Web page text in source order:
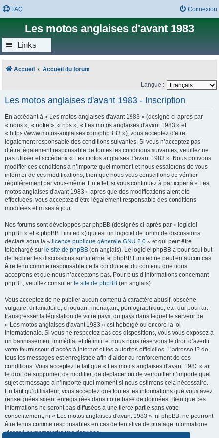
FAQ Connexion
Les motos anglaises d'avant 1983
Links
Accueil Accueil du forum
Langue :
Les motos anglaises d'avant 1983 - Inscription
En accédant à « Les motos anglaises d'avant 1983 » (désigné ci-après par
« nous », « notre », « nos », « Les motos anglaises d'avant 1983 » et
« https://www.motos-anglaises.com/phpBB3 »), vous acceptez d’être
légalement responsable des conditions suivantes. Si vous n’acceptez pas
d’être légalement responsable de toutes les conditions suivantes, veuillez ne
pas utiliser et accéder à « Les motos anglaises d'avant 1983 ». Nous pouvons
modifier ces conditions à n’importe quel moment et nous essaierons de vous
informer de ces modifications, bien que nous vous conseillons de vérifier
régulièrement par vous-même. En effet, si vous continuez à participer à « Les
motos anglaises d'avant 1983 » après que des modifications aient été
effectuées, vous acceptez d’être légalement responsable des conditions
modifiées et mises à jour.
Nos forums sont développés par phpBB (désignés ci-après par « logiciel
phpBB » et « phpBB Limited ») qui est un logiciel de forum de discussions
déclaré sous la « licence publique générale GNU 2.0 » et qui peut être
téléchargé sur le site de phpBB (en anglais). Le logiciel phpBB a pour seul but
de faciliter les discussions sur internet et phpBB Limited ne peut en aucun cas
être tenu comme responsable de la conduite et du contenu que nous
acceptons et que nous n’acceptons pas. Pour plus d’informations concernant
phpBB, veuillez consulter le site de phpBB (en anglais).
Vous acceptez de ne publier aucun contenu à caractère abusif, obscène,
vulgaire, diffamatoire, choquant, menaçant, pornographique, etc. qui pourrait
transgresser la législation de votre pays, du pays dans lequel le serveur de
« Les motos anglaises d'avant 1983 » est hébergé ou encore la loi
internationale. Si vous ne respectez pas ces dispositions, vous vous exposez à
un bannissement immédiat et définitif et nous nous réservons le droit d’avertir
votre fournisseur d’accès à internet et les autorités officielles. L’adresse IP de
tous les messages est enregistrée afin d’aider au renforcement de ces
conditions. Vous acceptez le fait que « Les motos anglaises d'avant 1983 » ait
le droit de supprimer, de modifier, de déplacer ou de verrouiller n’importe quel
sujet et message à n’importe quel moment si nous estimons cela nécessaire.
En tant qu’utilisateur, vous acceptez que toutes les informations que vous avez
renseignées soient enregistrées dans notre base de données. Bien que ces
informations ne seront pas diffusées à une tierce partie sans votre
consentement, ni « Les motos anglaises d'avant 1983 », ni phpBB, ne pourront
être tenus comme responsables en cas de tentative de piratage informatique
visant à compromettre vos données.